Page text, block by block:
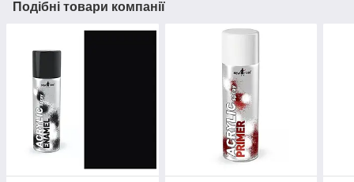
Подібні товари компанії